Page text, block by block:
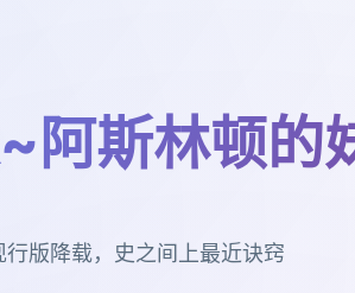
阿斯林顿的
版降载，史之间上最近诀窍